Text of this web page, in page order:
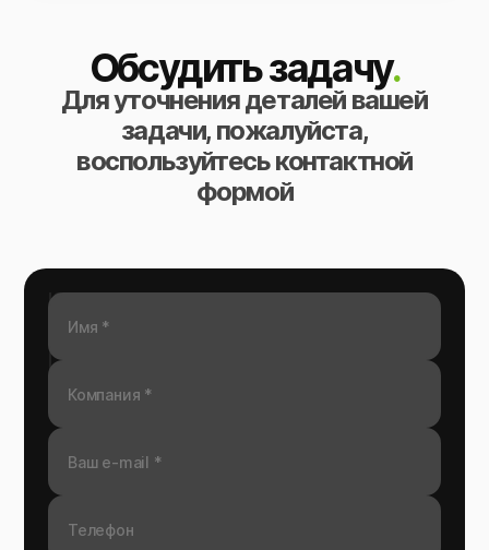
Обсудить задачу.
Для уточнения деталей вашей
задачи, пожалуйста,
воспользуйтесь контактной
формой